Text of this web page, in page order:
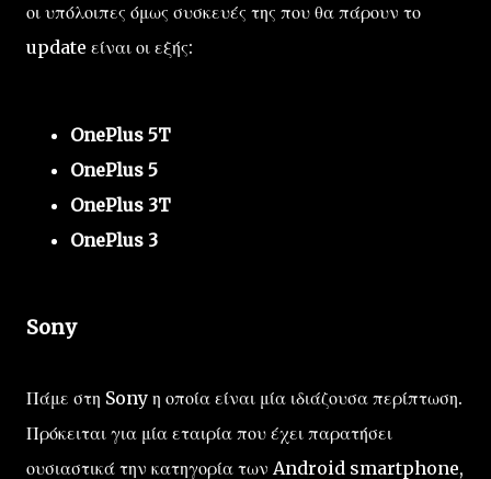
οι υπόλοιπες όμως συσκευές της που θα πάρουν το
update είναι οι εξής:
OnePlus 5T
OnePlus 5
OnePlus 3T
OnePlus 3
Sony
Πάμε στη Sony η οποία είναι μία ιδιάζουσα περίπτωση.
Πρόκειται για μία εταιρία που έχει παρατήσει
ουσιαστικά την κατηγορία των Android smartphone,